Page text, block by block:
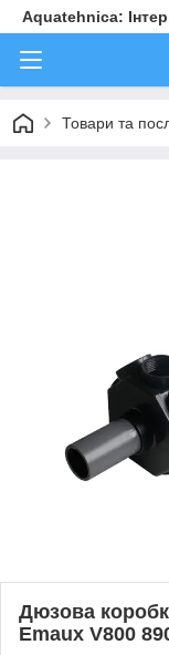
Aquatehnica:
Товари та
Дюзова
Emaux V800